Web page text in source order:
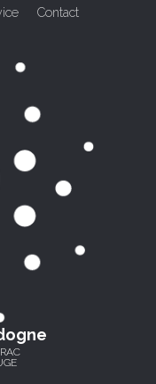
Contact